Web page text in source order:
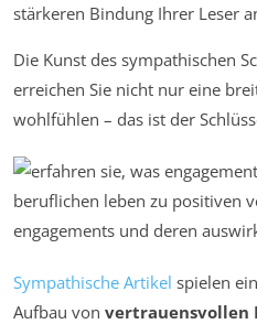
stärkeren Bindung Ihrer Leser
Die Kunst des sympathischen
erreichen Sie nicht nur eine
wohlfühlen – das ist der
Sympathische Artikel spielen
Aufbau von vertrauensvollen